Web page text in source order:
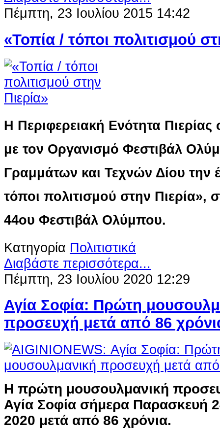
Πέμπτη, 23 Ιουλίου 2015 14:42
«Τοπία / τόποι πολιτισμού
H Περιφερειακή Ενότητα Πιερίας
με τον Οργανισμό Φεστιβάλ
Γραμμάτων και Τεχνών Δίου την
τόποι πολιτισμού στην Πιερία»,
44ου Φεστιβάλ Ολύμπου.
Κατηγορία Πολιτιστικά
Διαβάστε περισσότερα...
Πέμπτη, 23 Ιουλίου 2020 12:29
Αγία Σοφία: Πρώτη
προσευχή μετά από 86
Η πρώτη μουσουλμανική
Αγία Σοφία σήμερα Παρασκευή
2020 μετά από 86 χρόνια.